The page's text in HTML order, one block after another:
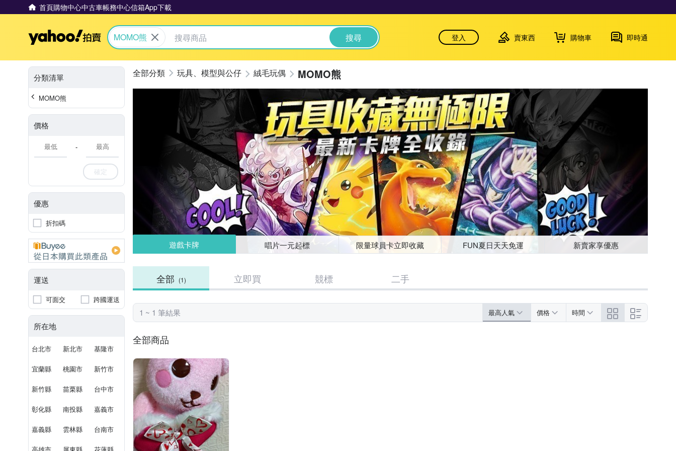
首頁購物中心中古車帳務中心信箱App下載
Yahoo拍賣
MOMO熊 搜尋 登入 賣東西 購物車 即時通
分類清單
MOMO熊
價格
-
確定
優惠
折扣碼
運送
可面交 跨國運送
所在地
台北市 新北市 基隆市
宜蘭縣 桃園市 新竹市
新竹縣 苗栗縣 台中市
彰化縣 南投縣 嘉義市
嘉義縣 雲林縣 台南市
玩具、模型與公仔 絨毛玩偶 MOMO熊
遊戲卡牌 唱片一元起標 限量球員卡立即收藏 FUN夏日天天免運 新賣家享優惠
全部 (1) 立即買 競標 二手
1 ~ 1 筆結果 最高人氣 價格 時間
全部商品